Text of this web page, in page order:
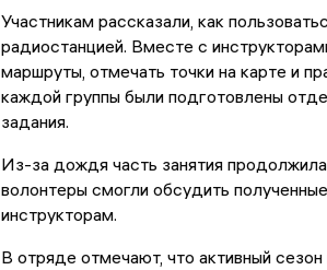
Участникам рассказали, как
радиостанцией. Вместе с
маршруты, отмечать точки на карте и
каждой группы были подготовлены
задания.
Из-за дождя часть занятия
волонтеры смогли обсудить
инструкторам.
В отряде отмечают, что активный